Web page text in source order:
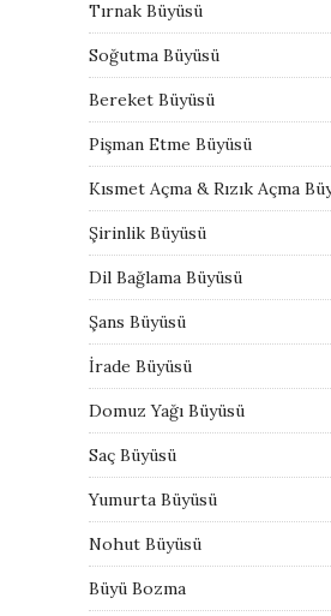
Tırnak Büyüsü
Soğutma Büyüsü
Bereket Büyüsü
Pişman Etme Büyüsü
Kısmet Açma & Rızık Açma
Şirinlik Büyüsü
Dil Bağlama Büyüsü
Şans Büyüsü
İrade Büyüsü
Domuz Yağı Büyüsü
Saç Büyüsü
Yumurta Büyüsü
Nohut Büyüsü
Büyü Bozma